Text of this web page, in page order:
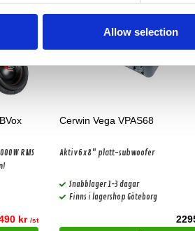
Allow selection
RMS
lådan!
kr /st
Cerwin Vega VPAS68
Aktiv 6x8" platt-subwoofer
Snabblager 1-3 dagar
Finns i lagershop Göteborg